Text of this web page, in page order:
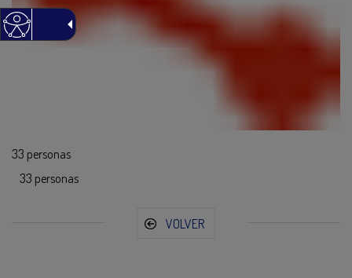
33 personas
33 personas
VOLVER